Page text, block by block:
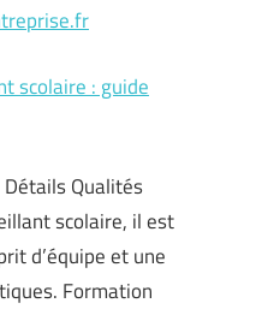
scolaire : guide
Qualités
scolaire, il est
d’équipe et une
Formation